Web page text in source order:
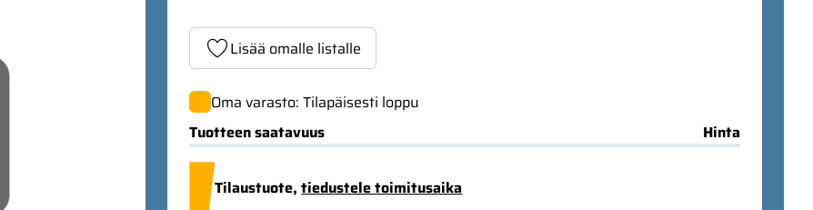
Lisää omalle listalle
Oma varasto: Tilapäisesti loppu
Tuotteen saatavuus
Hinta
Tilaustuote,tiedustele toimitusaika